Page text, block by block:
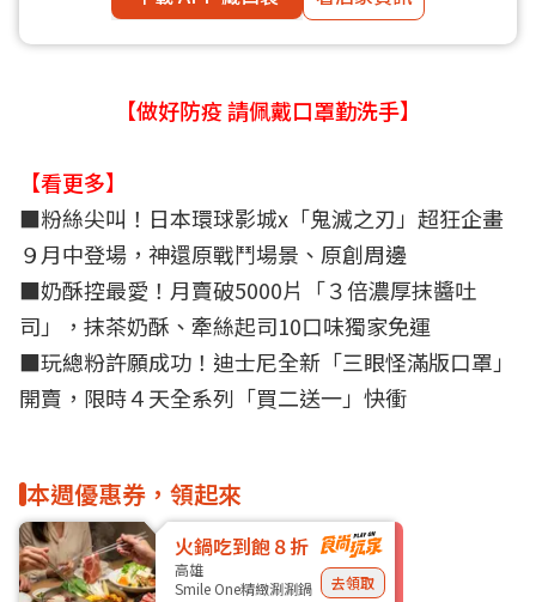
【做好防疫 請佩戴口罩勤洗手】
【看更多】
■粉絲尖叫！日本環球影城x「鬼滅之刃」超狂企畫
９月中登場，神還原戰鬥場景、原創周邊
■奶酥控最愛！月賣破5000片「３倍濃厚抹醬吐
司」，抹茶奶酥、牽絲起司10口味獨家免運
■玩總粉許願成功！迪士尼全新「三眼怪滿版口罩」
開賣，限時４天全系列「買二送一」快衝
本週優惠券，領起來
火鍋吃到飽８折
高雄
Smile One精緻涮涮鍋
去領取